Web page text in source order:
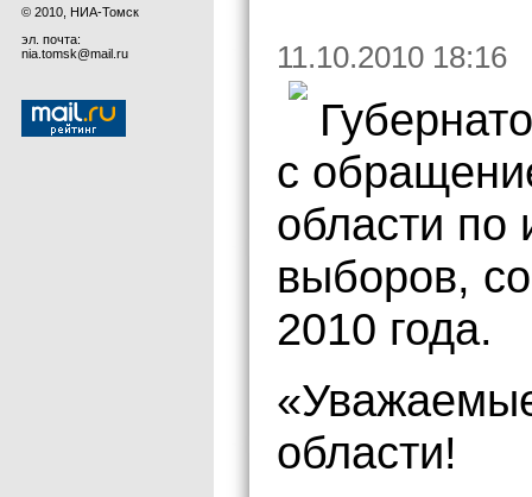
© 2010, НИА-Томск
эл. почта:
nia.tomsk@mail.ru
11.10.2010 18:16
с
области по
выборов,
2010 года.
области!